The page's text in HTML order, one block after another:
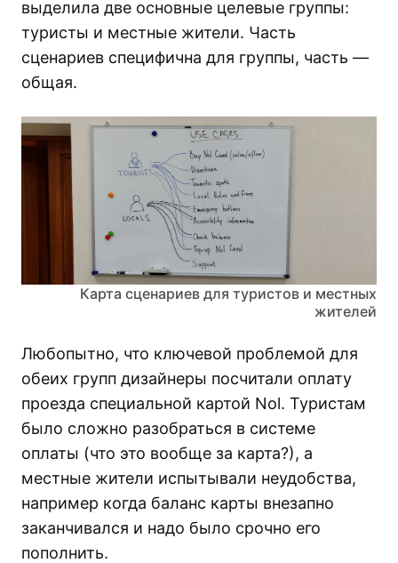
выделила две основные целевые группы:
туристы и местные жители. Часть
сценариев специфична для группы, часть —
общая.
Карта сценариев для туристов и местных
жителей
Любопытно, что ключевой проблемой для
обеих групп дизайнеры посчитали оплату
проезда специальной картой Nol. Туристам
было сложно разобраться в системе
оплаты (что это вообще за карта?), а
местные жители испытывали неудобства,
например когда баланс карты внезапно
заканчивался и надо было срочно его
пополнить.